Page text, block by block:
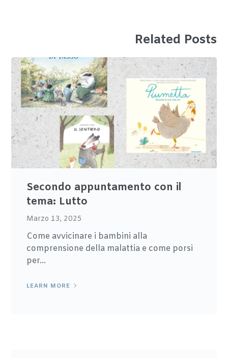
Related Posts
Secondo appuntamento con il
tema: Lutto
Marzo 13, 2025
Come avvicinare i bambini alla
comprensione della malattia e come porsi
per...
LEARN MORE